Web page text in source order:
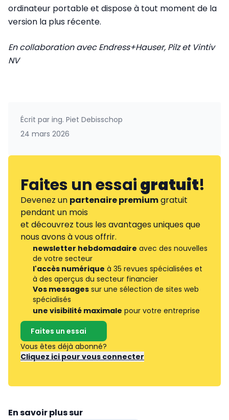
ordinateur portable et dispose à tout moment de la
version la plus récente.
En collaboration avec Endress+Hauser, Pilz et Vintiv
NV
Écrit par ing. Piet Debisschop
24 mars 2026
Faites un essaigratuit!
Devenez un partenaire premiumgratuit
pendant un mois
et découvrez tous les avantages uniques que
nous avons à vous offrir.
newsletter hebdomadaire avec des nouvelles
de votre secteur
l'accès numérique à 35 revues spécialisées et
à des aperçus du secteur financier
Vos messages sur une sélection de sites web
spécialisés
une visibilité maximale pour votre entreprise
Faites un essai
Vous êtes déjà abonné?
Cliquez ici pour vous connecter
En savoir plus sur